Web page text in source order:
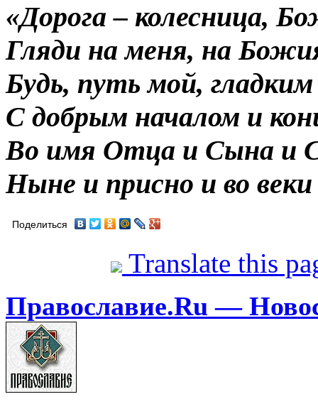
«Дорога – колесница,
Гляди на меня, на
Будь, путь мой,
С добрым началом и
Во имя Отца и Сына и
Ныне и присно и во
Поделиться
Translate this
Православие.Ru —